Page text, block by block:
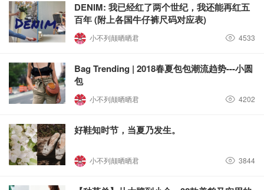
DENIM: 我已经红了两个世纪，我还能再红五
百年 (附上各国牛仔裤尺码对应表)
小不列颠晒晒君 4533
Bag Trending | 2018春夏包包潮流趋势---小圆
包
小不列颠晒晒君 4202
好鞋知时节，当夏乃发生。
小不列颠晒晒君 3844